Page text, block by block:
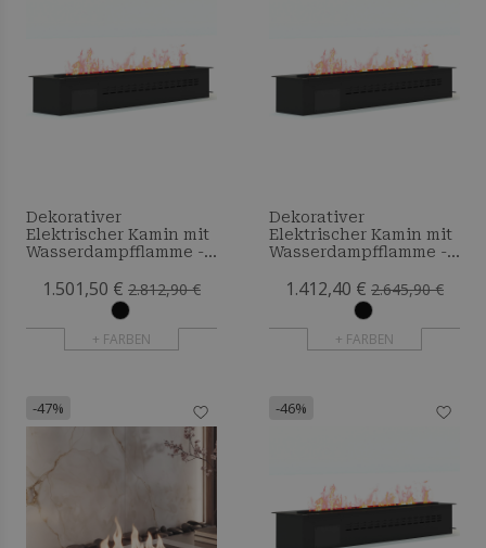
Dekorativer
Elektrischer Kamin mit
Wasserdampfflamme -
1.501,50 € 2.812,90 €
+ FARBEN
Dekorativer
Elektrischer Kamin mit
Wasserdampfflamme -
1.412,40 € 2.645,90 €
+ FARBEN
-47% -46%